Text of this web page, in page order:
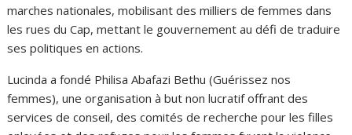
marches nationales, mobilisant des milliers de femmes dans
les rues du Cap, mettant le gouvernement au défi de traduire
ses politiques en actions.
Lucinda a fondé Philisa Abafazi Bethu (Guérissez nos
femmes), une organisation à but non lucratif offrant des
services de conseil, des comités de recherche pour les filles